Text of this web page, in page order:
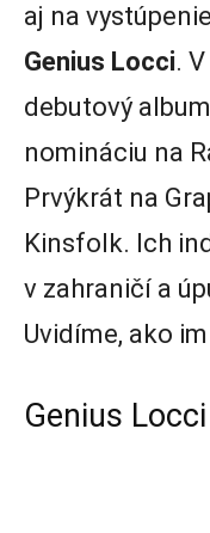
aj na
Genius Locci.
debutový
nomináciu na
Prvýkrát na
Kinsfolk. Ich
v zahraničí a
Uvidíme, ako
Genius